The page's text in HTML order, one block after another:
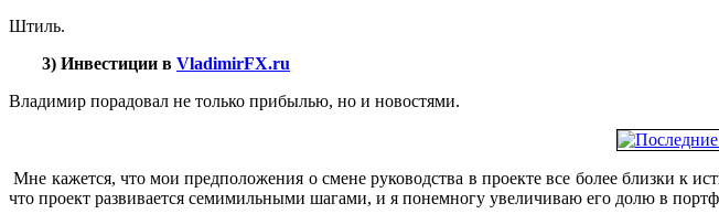
Штиль.
3) Инвестиции в VladimirFX.ru
Владимир порадовал не только прибылью, но и новостями.
Мне кажется, что мои предположения о смене руководства в проекте все более близки
что проект развивается семимильными шагами, и я понемногу увеличиваю его долю в